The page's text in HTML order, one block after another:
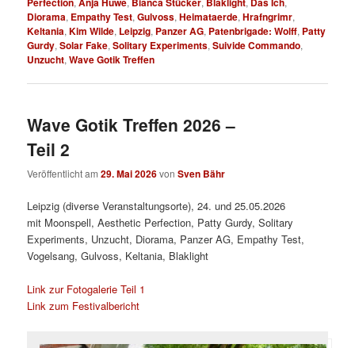
Diorama, Empathy Test,Gulvoss,Heimataerde,Hrafngrimr,
Keltania,Kim Wilde, Leipzig, Panzer AG, Patenbrigade: Wolff, Patty
Gurdy,Solar Fake,Solitary Experiments,Suivide Commando,
Unzucht,Wave Gotik Treffen
Wave Gotik Treffen 2026 –
Teil 2
Veröffentlicht am29. Mai 2026vonSven Bähr
Leipzig (diverse Veranstaltungsorte), 24. und 25.05.2026
mit Moonspell, Aesthetic Perfection, Patty Gurdy, Solitary
Experiments, Unzucht, Diorama, Panzer AG, Empathy Test,
Vogelsang, Gulvoss, Keltania, Blaklight
Link zur Fotogalerie Teil 1
Link zum Festivalbericht